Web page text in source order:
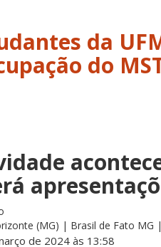
da
do
(MG) | Brasil de Fato MG |
de 2024 às 13:58